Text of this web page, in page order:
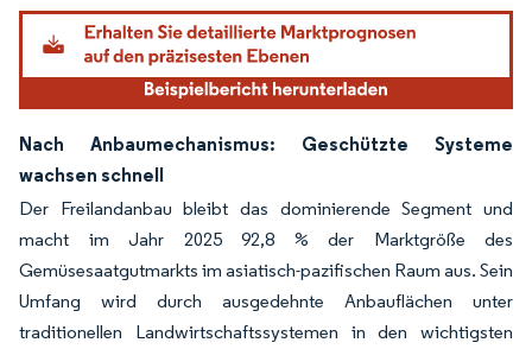
Nach Anbaumechanismus: Geschützte Systeme
wachsen schnell
Der Freilandanbau bleibt das dominierende Segment und
macht im Jahr 2025 92,8 % der Marktgröße des
Gemüsesaatgutmarkts im asiatisch-pazifischen Raum aus. Sein
Umfang wird durch ausgedehnte Anbauflächen unter
traditionellen Landwirtschaftssystemen in den wichtigsten